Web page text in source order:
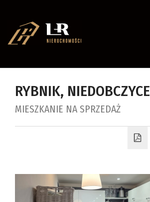
RYBNIK, NIEDOBCZYCE
MIESZKANIE NA SPRZEDAŻ